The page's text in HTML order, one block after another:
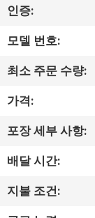
상
회
사
소
개
공
인증:
모델 번호:
최소 주문 수량:
가격:
포장 세부 사항:
배달 시간:
지불 조건: